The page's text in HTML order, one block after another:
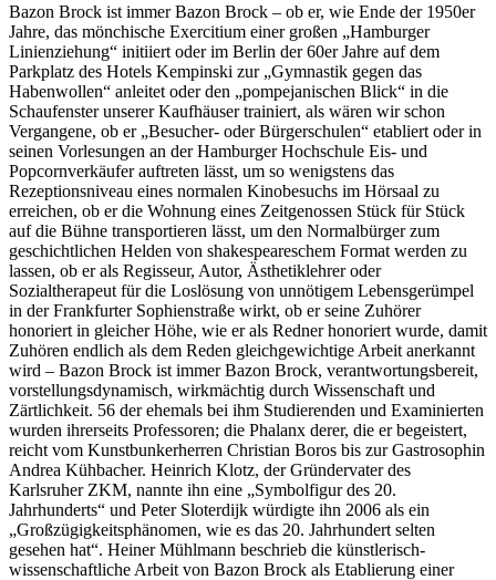
Bazon Brock ist immer Bazon Brock – ob er, wie Ende der 1950er
Jahre, das mönchische Exercitium einer großen „Hamburger
Linienziehung“ initiiert oder im Berlin der 60er Jahre auf dem
Parkplatz des Hotels Kempinski zur „Gymnastik gegen das
Habenwollen“ anleitet oder den „pompejanischen Blick“ in die
Schaufenster unserer Kaufhäuser trainiert, als wären wir schon
Vergangene, ob er „Besucher- oder Bürgerschulen“ etabliert oder in
seinen Vorlesungen an der Hamburger Hochschule Eis- und
Popcornverkäufer auftreten lässt, um so wenigstens das
Rezeptionsniveau eines normalen Kinobesuchs im Hörsaal zu
erreichen, ob er die Wohnung eines Zeitgenossen Stück für Stück
auf die Bühne transportieren lässt, um den Normalbürger zum
geschichtlichen Helden von shakespeareschem Format werden zu
lassen, ob er als Regisseur, Autor, Ästhetiklehrer oder
Sozialtherapeut für die Loslösung von unnötigem Lebensgerümpel
in der Frankfurter Sophienstraße wirkt, ob er seine Zuhörer
honoriert in gleicher Höhe, wie er als Redner honoriert wurde, damit
Zuhören endlich als dem Reden gleichgewichtige Arbeit anerkannt
wird – Bazon Brock ist immer Bazon Brock, verantwortungsbereit,
vorstellungsdynamisch, wirkmächtig durch Wissenschaft und
Zärtlichkeit. 56 der ehemals bei ihm Studierenden und Examinierten
wurden ihrerseits Professoren; die Phalanx derer, die er begeistert,
reicht vom Kunstbunkerherren Christian Boros bis zur Gastrosophin
Andrea Kühbacher. Heinrich Klotz, der Gründervater des
Karlsruher ZKM, nannte ihn eine „Symbolfigur des 20.
Jahrhunderts“ und Peter Sloterdijk würdigte ihn 2006 als ein
„Großzügigkeitsphänomen, wie es das 20. Jahrhundert selten
gesehen hat“. Heiner Mühlmann beschrieb die künstlerisch-
wissenschaftliche Arbeit von Bazon Brock als Etablierung einer